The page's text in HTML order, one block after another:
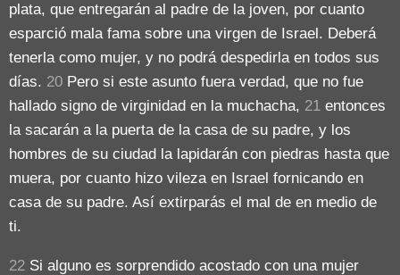
plata, que entregarán al padre de la joven, por cuanto
esparció mala fama sobre una virgen de Israel. Deberá
tenerla como mujer, y no podrá despedirla en todos sus
días. 20 Pero si este asunto fuera verdad, que no fue
hallado signo de virginidad en la muchacha, 21 entonces
la sacarán a la puerta de la casa de su padre, y los
hombres de su ciudad la lapidarán con piedras hasta que
muera, por cuanto hizo vileza en Israel fornicando en
casa de su padre. Así extirparás el mal de en medio de
ti.
22 Si alguno es sorprendido acostado con una mujer